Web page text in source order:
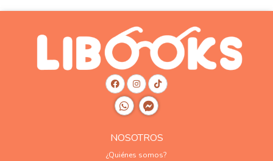
NOSOTROS
¿Quiénes somos?